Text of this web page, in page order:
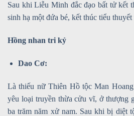
Sau khi Liễu Minh đắc đạo bất tử kết
sinh hạ một đứa bé, kết thúc tiểu
Hồng nhan tri kỷ
Dao Cơ:
Là thiếu nữ Thiên Hồ tộc Man
yêu loại truyền thừa cửu vĩ, ở thượng
ba trăm năm xử nam. Sau khi bị diệt